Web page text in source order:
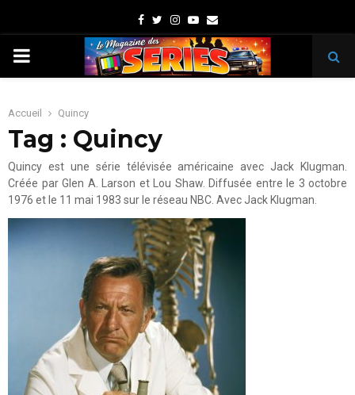
Facebook
TwitterInstagram
Youtube
Email
PRIMARY
Accueil Quincy
Tag : Quincy
Quincy est une série télévisée américaine avec Jack Klugman.
Créée par Glen A. Larson et Lou Shaw. Diffusée entre le 3 octobre
1976 et le 11 mai 1983 sur le réseau NBC. Avec Jack Klugman.